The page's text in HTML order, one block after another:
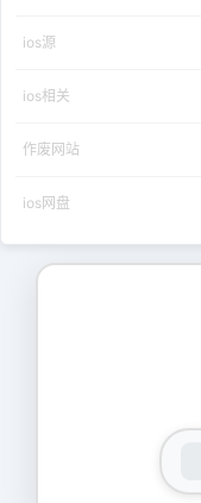
ios源
ios相关
作废网站
ios网盘